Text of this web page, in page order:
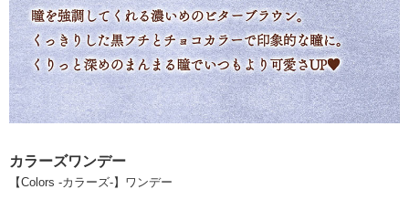
カラーズワンデー
【Colors -カラーズ-】ワンデー